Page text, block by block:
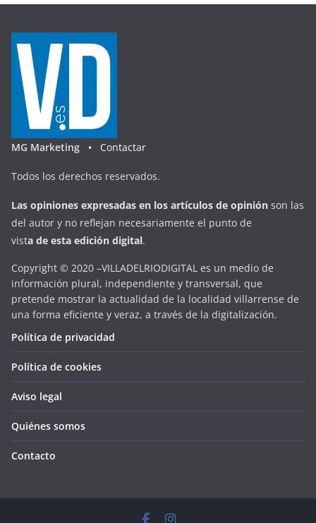
MG Marketing • Contactar
Todos los derechos reservados.
Las opiniones expresadas en los artículos de opinión son las
del autor y no reflejan necesariamente el punto de
vista de esta edición digital.
Copyright © 2020 –VILLADELRIODIGITAL es un medio de
información plural, independiente y transversal, que
pretende mostrar la actualidad de la localidad villarrense de
una forma eficiente y veraz, a través de la digitalización.
Política de privacidad
Política de cookies
Aviso legal
Quiénes somos
Contacto